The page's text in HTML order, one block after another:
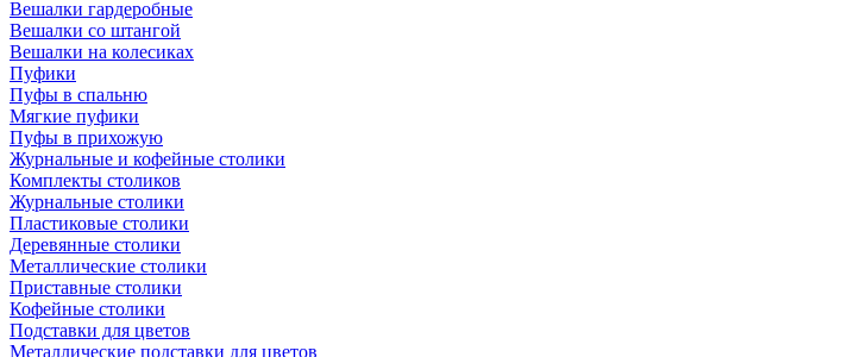
Вешалки гардеробные
Вешалки со штангой
Вешалки на колесиках
Пуфики
Пуфы в спальню
Мягкие пуфики
Пуфы в прихожую
Журнальные и кофейные столики
Комплекты столиков
Журнальные столики
Пластиковые столики
Деревянные столики
Металлические столики
Приставные столики
Кофейные столики
Подставки для цветов
Металлические подставки для цветов